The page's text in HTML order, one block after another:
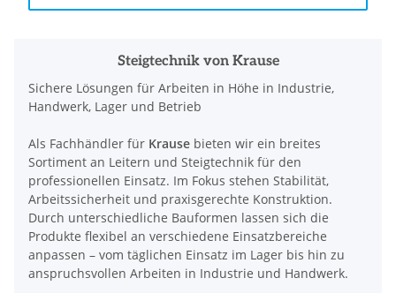
Steigtechnik von Krause
Sichere Lösungen für Arbeiten in Höhe in Industrie,
Handwerk, Lager und Betrieb
Als Fachhändler für Krause bieten wir ein breites
Sortiment an Leitern und Steigtechnik für den
professionellen Einsatz. Im Fokus stehen Stabilität,
Arbeitssicherheit und praxisgerechte Konstruktion.
Durch unterschiedliche Bauformen lassen sich die
Produkte flexibel an verschiedene Einsatzbereiche
anpassen – vom täglichen Einsatz im Lager bis hin zu
anspruchsvollen Arbeiten in Industrie und Handwerk.